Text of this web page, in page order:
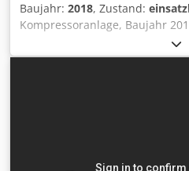
Baujahr: 2018, Zustand:
Kompressoranlage, Baujahr
GA15VSD+FF verfügt über eine
und arbeitet mit einem Druck
einem 1.000-Liter-Tank